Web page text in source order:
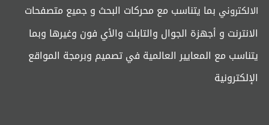
الالكتروني بما يتناسب مع محركات البحث و جميع متصفحات
الانترنت و أجهزة الجوال والتابلت والأي فون وغيرها وبما
يتناسب مع المعايير العالمية في تصميم وبرمجة المواقع
الإلكترونية